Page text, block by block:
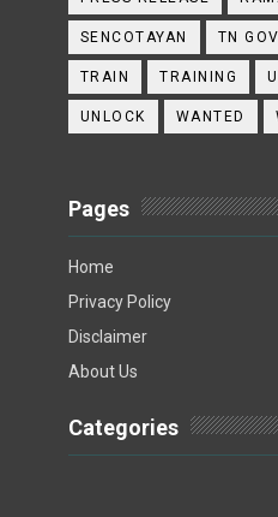
SENCOTAYAN TN
TRAIN TRAINING
UNLOCK WANTED
Pages
Home
Privacy Policy
Disclaimer
About Us
Categories